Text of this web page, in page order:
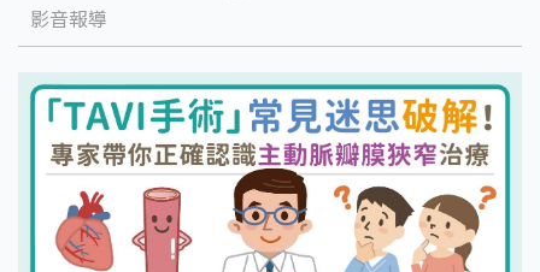
影音報導